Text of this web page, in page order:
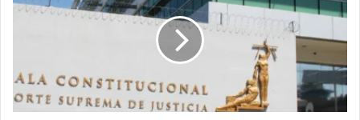
40
fallo
y
sus
entidades